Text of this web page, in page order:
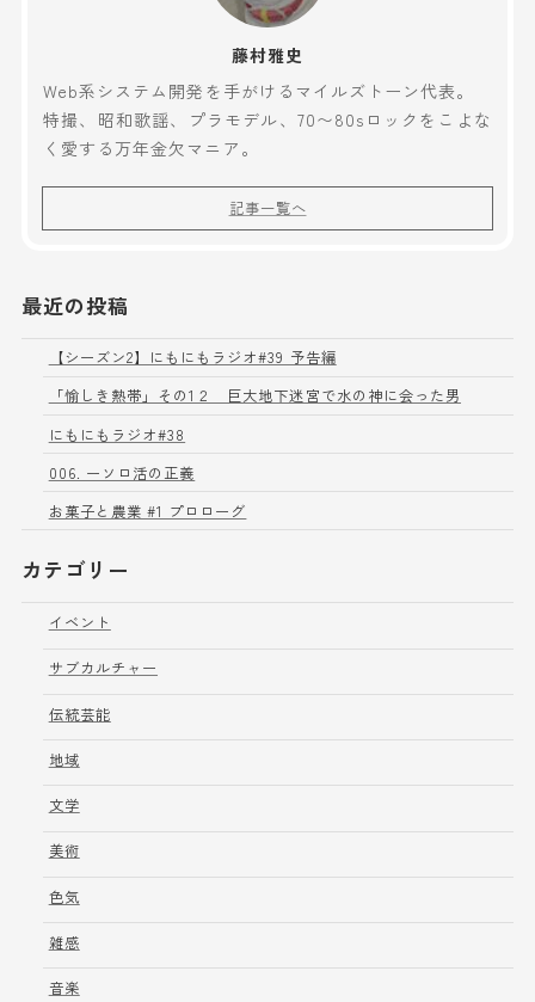
藤村雅史
Web系システム開発を手がけるマイルズトーン代表。
特撮、昭和歌謡、プラモデル、70〜80sロックをこよな
く愛する万年金欠マニア。
記事一覧へ
最近の投稿
【シーズン2】にもにもラジオ#39 予告編
「愉しき熱帯」その1２ 巨大地下迷宮で水の神に会った男
にもにもラジオ#38
006. ーソロ活の正義
お菓子と農業 #1 プロローグ
カテゴリー
イベント
サブカルチャー
伝統芸能
地域
文学
美術
色気
雑感
音楽